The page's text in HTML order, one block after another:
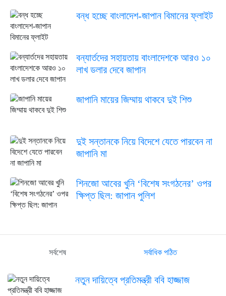
বন্ধ হচ্ছে বাংলাদেশ-জাপান বিমানের ফ্লাইট
বন্যার্তদের সহায়তায় বাংলাদেশকে আরও ১০
লাখ ডলার দেবে জাপান
জাপানি মায়ের জিম্মায় থাকবে দুই শিশু
দুই সন্তানকে নিয়ে বিদেশে যেতে পারবেন না
জাপানি মা
শিনজো আবের খুনি ‘বিশেষ সংগঠনের’ ওপর
ক্ষিপ্ত ছিল: জাপান পুলিশ
সর্বশেষ সর্বাধিক পঠিত
নতুন দায়িত্বে প্রতিমন্ত্রী ববি হাজ্জাজ